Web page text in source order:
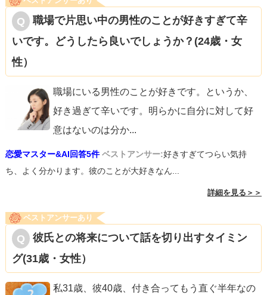
職場で片思い中の男性のことが好きすぎて辛
いです。どうしたら良いでしょうか？(24歳・女
性）
職場にいる男性のことが好きです。というか、
好き過ぎて辛いです。明らかに自分に対して好
意はないのは分か...
恋愛マスター&AI回答5件 ベストアンサー:好きすぎてつらい気持
ち、よく分かります。彼のことが大好きなん...
詳細を見る＞＞
ベストアンサーあり
彼氏との将来について話を切り出すタイミン
グ(31歳・女性）
私31歳、彼40歳、付き合ってもう直ぐ半年なの